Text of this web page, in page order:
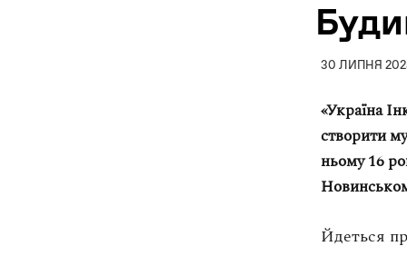
30 ЛИПНЯ
«Україна
створити
ньому 16
Йдеться